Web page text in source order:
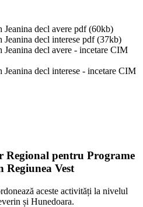
Jeanina decl avere pdf(60kb)
decl interese pdf(37kb)
Jeanina decl avere - incetare CIM
Jeanina decl interese - incetare CIM
Regional pentru Programe
Regiunea Vest
aceste activități la nivelul
și Hunedoara.